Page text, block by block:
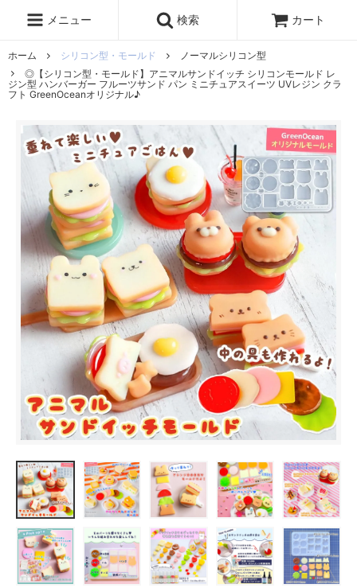
メニュー 検索 カート
ホーム シリコン型・モールド
ノーマルシリコン型
◎【シリコン型・モールド】アニマルサンドイッチ シリコンモールド レ
ジン型 ハンバーガー フルーツサンド パン ミニチュアスイーツ UVレジン クラ
フト GreenOceanオリジナル♪